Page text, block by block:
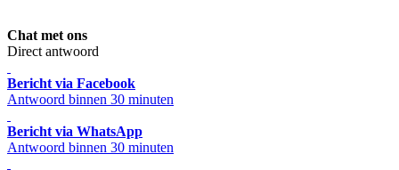
Chat met ons
Direct antwoord
Bericht via Facebook
Antwoord binnen 30 minuten
Bericht via WhatsApp
Antwoord binnen 30 minuten